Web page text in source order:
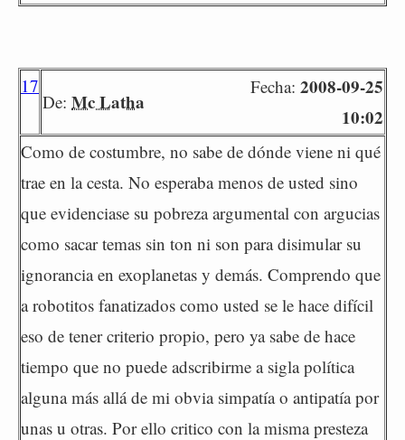
17
De: Mc Latha
Fecha: 2008-09-25
10:02
Como de costumbre, no sabe de dónde viene ni qué
trae en la cesta. No esperaba menos de usted sino
que evidenciase su pobreza argumental con argucias
como sacar temas sin ton ni son para disimular su
ignorancia en exoplanetas y demás. Comprendo que
a robotitos fanatizados como usted se le hace difícil
eso de tener criterio propio, pero ya sabe de hace
tiempo que no puede adscribirme a sigla política
alguna más allá de mi obvia simpatía o antipatía por
unas u otras. Por ello critico con la misma presteza